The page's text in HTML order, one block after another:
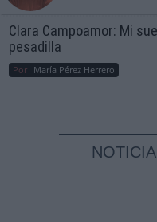
Clara Campoamor: Mi
pesadilla
Por María Pérez Herrero